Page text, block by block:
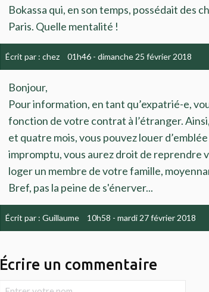
Bokassa qui, en son temps, possédait des
Paris. Quelle mentalité !
Écrit par : chez 01h46 - dimanche 25 février 2018
Bonjour,
Pour information, en tant qu’expatrié-e,
fonction de votre contrat à l’étranger.
et quatre mois, vous pouvez louer
impromptu, vous aurez droit de reprendre
loger un membre de votre famille,
Bref, pas la peine de s'énerver...
Écrit par : Guillaume 10h58 - mardi 27février 2018
Écrire un commentaire